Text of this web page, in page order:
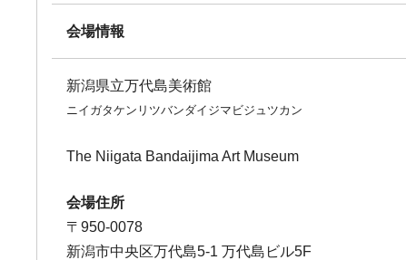
会場情報
新潟県立万代島美術館
ニイガタケンリツバンダイジマビジュツカン
The Niigata Bandaijima Art Museum
会場住所
〒950-0078
新潟市中央区万代島5-1 万代島ビル5F